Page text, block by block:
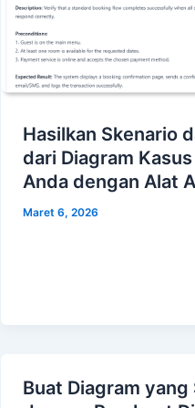
Hasilkan Skenario
dari Diagram
Anda dengan Alat
Maret 6, 2026
Buat Diagram yang